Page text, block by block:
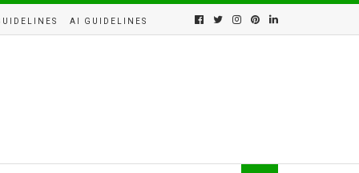
AI GUIDELINES